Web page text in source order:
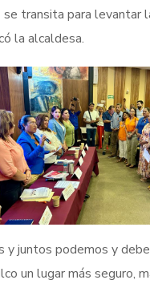
transita para levantar
la alcaldesa.
y juntos podemos y
un lugar más seguro,